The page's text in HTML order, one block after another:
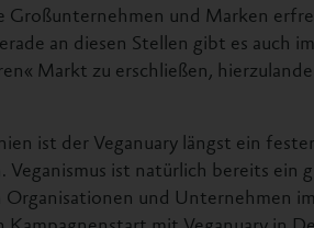
Großunternehmen und Marken
an diesen Stellen gibt es auch
Markt zu erschließen,
ist der Veganuary längst ein
Veganismus ist natürlich bereits ein
Organisationen und Unternehmen
Kampagnenstart mit Veganuary in